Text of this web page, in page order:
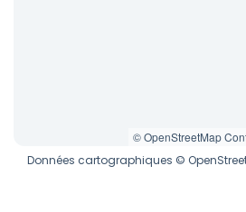
© OpenStreetMap
Données cartographiques ©